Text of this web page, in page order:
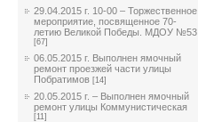
29.04.2015 г. 10-00 – Торжественное
мероприятие, посвященное 70-
летию Великой Победы. МДОУ №53
[67]
06.05.2015 г. Выполнен ямочный
ремонт проезжей части улицы
Побратимов [14]
20.05.2015 г. – Выполнен ямочный
ремонт улицы Коммунистическая
[11]